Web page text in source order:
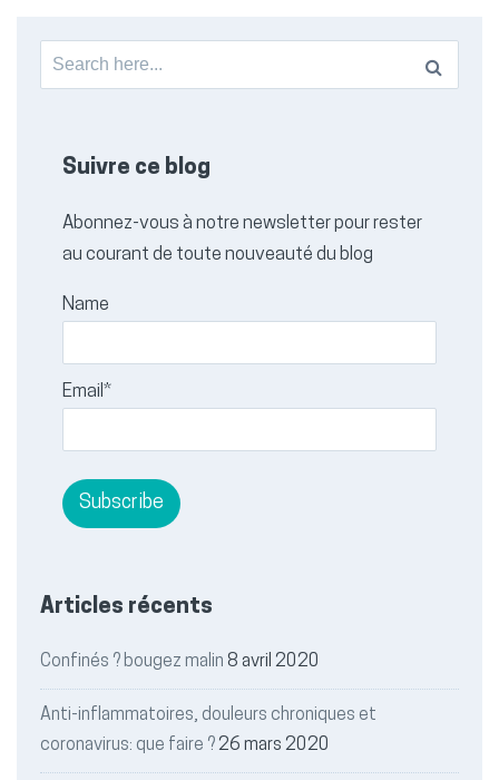
Search
for:
Suivre ce blog
Abonnez-vous à notre newsletter pour rester
au courant de toute nouveauté du blog
Name
Email*
Articles récents
Confinés ? bougez malin 8 avril 2020
Anti-inflammatoires, douleurs chroniques et
coronavirus: que faire ?26 mars 2020